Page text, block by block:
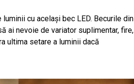
cu același bec LED. Becurile din
ai nevoie de variator suplimentar, fire,
ultima setare a luminii dacă